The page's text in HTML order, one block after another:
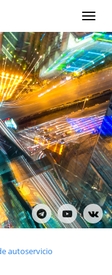
Show
menu
autoservicio